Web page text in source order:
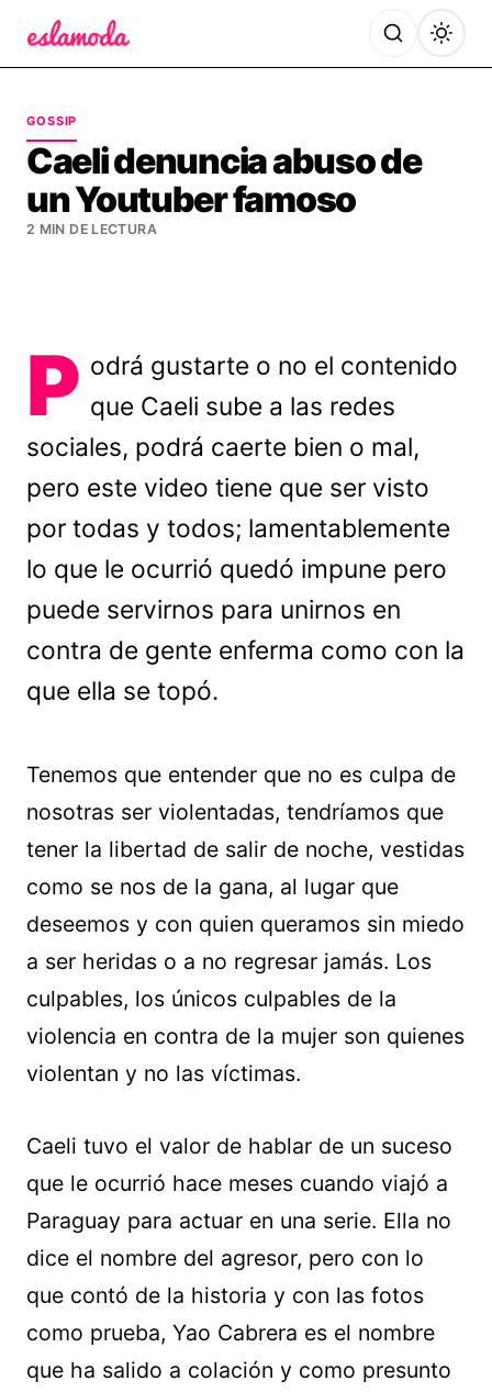
GOSSIP
Caeli denuncia abuso de
un Youtuber famoso
2 MIN DE LECTURA
P odrá gustarte o no el contenido
que Caeli sube a las redes
sociales, podrá caerte bien o mal,
pero este video tiene que ser visto
por todas y todos; lamentablemente
lo que le ocurrió quedó impune pero
puede servirnos para unirnos en
contra de gente enferma como con la
que ella se topó.
Tenemos que entender que no es culpa de
nosotras ser violentadas, tendríamos que
tener la libertad de salir de noche, vestidas
como se nos de la gana, al lugar que
deseemos y con quien queramos sin miedo
a ser heridas o a no regresar jamás. Los
culpables, los únicos culpables de la
violencia en contra de la mujer son quienes
violentan y no las víctimas.
Caeli tuvo el valor de hablar de un suceso
que le ocurrió hace meses cuando viajó a
Paraguay para actuar en una serie. Ella no
dice el nombre del agresor, pero con lo
que contó de la historia y con las fotos
como prueba, Yao Cabrera es el nombre
que ha salido a colación y como presunto